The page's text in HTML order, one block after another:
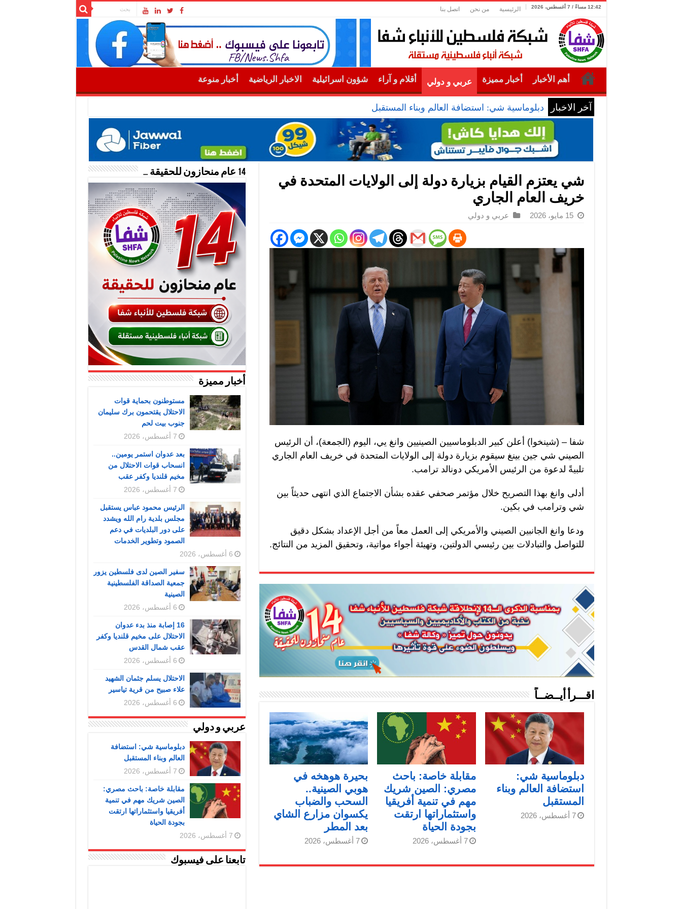
12:42 مساءً / 7 أغسطس، 2026 الرئيسية من نحن اتصل بنا
أهم الأخبار أخبار مميزة عربي و دولي أقلام و آراء شؤون اسرائيلية الاخبار الرياضية أخبار منوعة
آخر الاخبار دبلوماسية شي: استضافة العالم وبناء المستقبل
شي يعتزم القيام بزيارة دولة إلى الولايات المتحدة في
خريف العام الجاري
15 مايو، 2026 عربي و دولي
شفا – (شينخوا) أعلن كبير الدبلوماسيين الصينيين وانغ يي، اليوم (الجمعة)، أن الرئيس
الصيني شي جين بينغ سيقوم بزيارة دولة إلى الولايات المتحدة في خريف العام الجاري
تلبيةً لدعوة من الرئيس الأمريكي دونالد ترامب.
أدلى وانغ بهذا التصريح خلال مؤتمر صحفي عقده بشأن الاجتماع الذي انتهى حديثاً بين
شي وترامب في بكين.
ودعا وانغ الجانبين الصيني والأمريكي إلى العمل معاً من أجل الإعداد بشكل دقيق
للتواصل والتبادلات بين رئيسي الدولتين، وتهيئة أجواء مواتية، وتحقيق المزيد من النتائج.
اقـــرأ أيــضــاً
دبلوماسية شي:
استضافة العالم وبناء
المستقبل
7 أغسطس، 2026
مقابلة خاصة: باحث
مصري: الصين شريك
مهم في تنمية أفريقيا
واستثماراتها ارتقت
بجودة الحياة
7 أغسطس، 2026
بحيرة هوهخه في
هوبي الصينية..
السحب والضباب
يكسوان مزارع الشاي
بعد المطر
7 أغسطس، 2026
14 عام منحازون للحقيقة …
أخبار مميزة
مستوطنون بحماية قوات
الاحتلال يقتحمون برك سليمان
جنوب بيت لحم
7 أغسطس، 2026
بعد عدوان استمر يومين..
انسحاب قوات الاحتلال من
مخيم قلنديا وكفر عقب
7 أغسطس، 2026
الرئيس محمود عباس يستقبل
مجلس بلدية رام الله ويشدد
على دور البلديات في دعم
الصمود وتطوير الخدمات
6 أغسطس، 2026
سفير الصين لدى فلسطين يزور
جمعية الصداقة الفلسطينية
الصينية
6 أغسطس، 2026
16 إصابة منذ بدء عدوان
الاحتلال على مخيم قلنديا وكفر
عقب شمال القدس
6 أغسطس، 2026
الاحتلال يسلم جثمان الشهيد
علاء صبيح من قرية تياسير
6 أغسطس، 2026
عربي و دولي
دبلوماسية شي: استضافة
العالم وبناء المستقبل
7 أغسطس، 2026
مقابلة خاصة: باحث مصري:
الصين شريك مهم في تنمية
أفريقيا واستثماراتها ارتقت
بجودة الحياة
7 أغسطس، 2026
تابعنا على فيسبوك